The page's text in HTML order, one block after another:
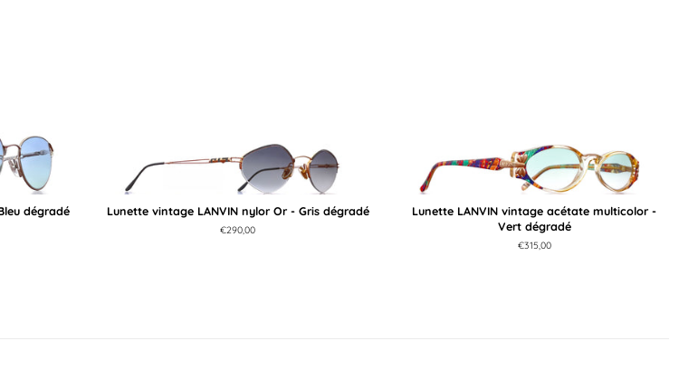
dégradé
Lunette vintage LANVIN nylor Or - Gris dégradé
Prix
€290,00
Lunette LANVIN vintage acétate multicolor -
Vert dégradé
Prix
€315,00